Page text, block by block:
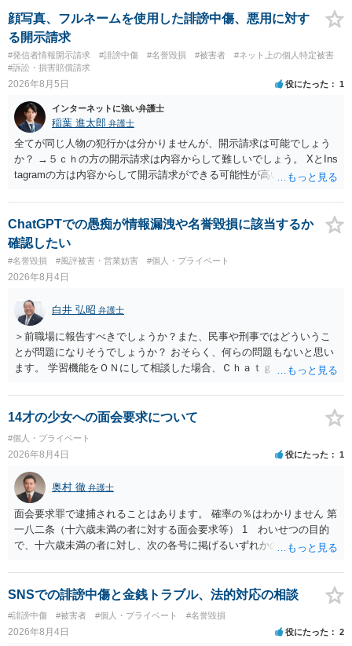
であれば）書面で退所意思の明確化はしておくべきだと考えます。
顔写真、フルネームを使用した誹謗中傷、悪用に対す
る開示請求
#発信者情報開示請求 #誹謗中傷 #名誉毀損 #被害者
#ネット上の個人特定被害
#訴訟・損害賠償請求
2026年8月5日 役にたった 1
インターネットに強い弁護士
稲葉 進太郎 弁護士
全てが同じ人物の犯行かは分かりませんが、開示請求は可能でしょう
か？ →５ｃｈの方の開示請求は内容からして難しいでしょう。 XとIns
tagramの方は内容からして開示請求ができる可能性が高いでしょう。
いでしょう。７月中にアカウントが削除されている場合、今から進め
ても失敗する可能性が高いように思われます。 相手を特定できた場
合、相手に全ての弁護士費用を負担させることは可能でしょうか？ →
訴訟外の交渉で相手方が認めれば負担させることができるでしょう。
訴訟で判決となった場合は、実際の弁護士費用が認められる場合と認
められない場合があり何ともいえないところでしょう。
ChatGPTでの愚痴が情報漏洩や名誉毀損に該当するか
確認したい
#名誉毀損 #風評被害・営業妨害 #個人・プライベート
2026年8月4日
白井 弘昭 弁護士
＞前職場に報告すべきでしょうか？また、民事や刑事ではどういうこ
とが問題になりそうでしょうか？ おそらく、何らの問題もないと思い
ます。 学習機能をＯＮにして相談した場合、Ｃｈａｔｇｐｔがｏｐｅ
する可能性がありますが、個人名や会社名を特定していない限り、一
般論として抽象化されて回答に織り込まれる可能性が生じるにすぎま
せんので、その情報自体が、秘密情報に当たるとは思えませんし、名
誉棄損として、個人や会社に対する誹謗中傷の不特定多数への公開に
当たるとも思われません。 もちろん、誰がその内容をｃｈａｔｇｐｔ
に入力したかも第三者にしられることはないので、個人や会社の特定
をせずに書き込んだことで（おそらく特定して書き込んだとして
も）、相談者さんが刑事民事の責任に問われることはないでしょう。
私見ながらご参考まで。
14才の少女への面会要求について
#個人・プライベート
2026年8月4日 役にたった 1
奥村 徹 弁護士
面会要求罪で逮捕されることはあります。 確率の％はわかりません 第
一八二条（十六歳未満の者に対する面会要求等） 1 わいせつの目的
で、十六歳未満の者に対し、次の各号に掲げるいずれかの行為をした
が生まれた日より五年以上前の日に生まれた者に限る。）は、一年以
下の拘禁刑又は五十万円以下の罰金に処する。 一 威迫し、偽計を用
い又は誘惑して面会を要求すること。 二 拒まれたにもかかわらず、
反復して面会を要求すること。 三 金銭その他の利益を供与し、又は
その申込み若しくは約束をして面会を要求すること。 2前項の罪を犯
SNSでの誹謗中傷と金銭トラブル、法的対応の相談
#誹謗中傷 #被害者 #個人・プライベート #名誉毀損
2026年8月4日 役にたった 2